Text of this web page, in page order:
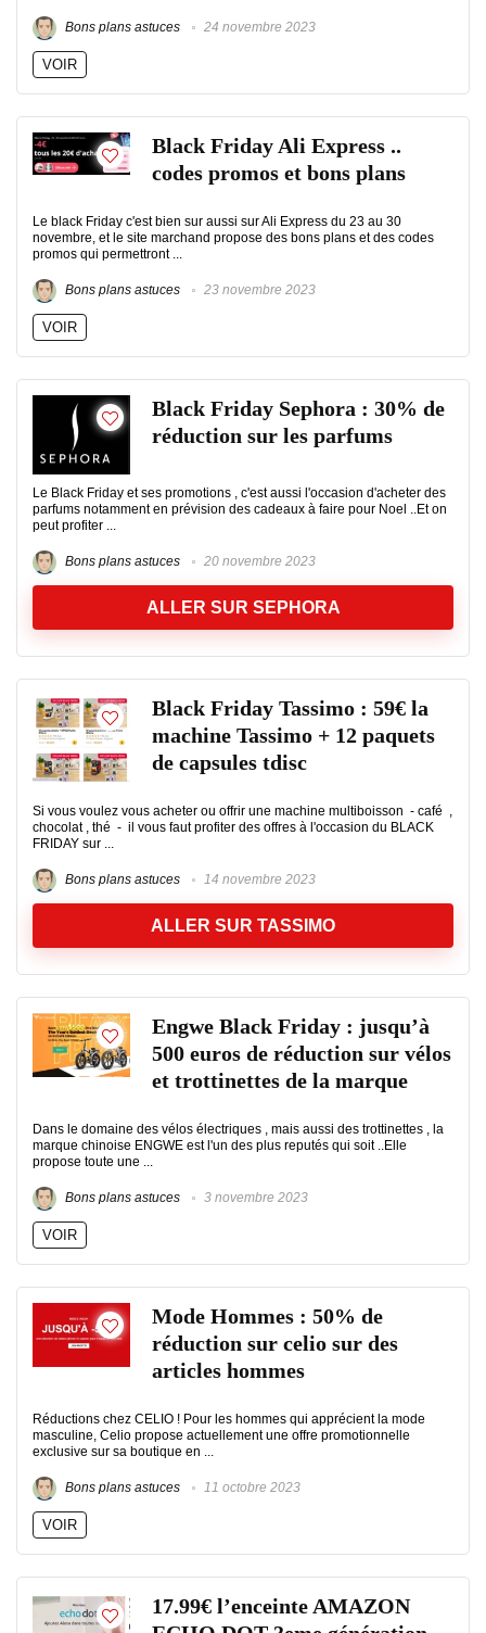
Bons plans astuces 24 novembre 2023
VOIR
Black Friday Ali Express ..
codes promos et bons plans
Le black Friday c'est bien sur aussi sur Ali Express du 23 au 30
novembre, et le site marchand propose des bons plans et des codes
promos qui permettront ...
Bons plans astuces 23 novembre 2023
VOIR
Black Friday Sephora : 30% de
réduction sur les parfums
Le Black Friday et ses promotions , c'est aussi l'occasion d'acheter des
parfums notamment en prévision des cadeaux à faire pour Noel ..Et on
peut profiter ...
Bons plans astuces 20 novembre 2023
ALLER SUR SEPHORA
Black Friday Tassimo : 59€ la
machine Tassimo + 12 paquets
de capsules tdisc
Si vous voulez vous acheter ou offrir une machine multiboisson - café ,
chocolat , thé - il vous faut profiter des offres à l'occasion du BLACK
FRIDAY sur ...
Bons plans astuces 14 novembre 2023
ALLER SUR TASSIMO
Engwe Black Friday : jusqu’à
500 euros de réduction sur vélos
et trottinettes de la marque
Dans le domaine des vélos électriques , mais aussi des trottinettes , la
marque chinoise ENGWE est l'un des plus reputés qui soit ..Elle
propose toute une ...
Bons plans astuces 3 novembre 2023
VOIR
Mode Hommes : 50% de
réduction sur celio sur des
articles hommes
Réductions chez CELIO ! Pour les hommes qui apprécient la mode
masculine, Celio propose actuellement une offre promotionnelle
exclusive sur sa boutique en ...
Bons plans astuces 11 octobre 2023
VOIR
17.99€ l’enceinte AMAZON